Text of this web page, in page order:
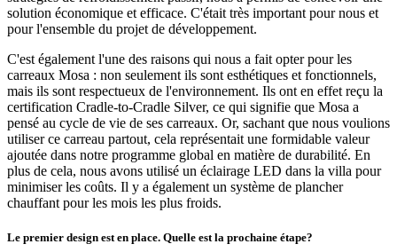
solution économique et efficace. C'était très important pour nous et
pour l'ensemble du projet de développement.
C'est également l'une des raisons qui nous a fait opter pour les
carreaux Mosa : non seulement ils sont esthétiques et fonctionnels,
mais ils sont respectueux de l'environnement. Ils ont en effet reçu la
certification Cradle-to-Cradle Silver, ce qui signifie que Mosa a
pensé au cycle de vie de ses carreaux. Or, sachant que nous voulions
utiliser ce carreau partout, cela représentait une formidable valeur
ajoutée dans notre programme global en matière de durabilité. En
plus de cela, nous avons utilisé un éclairage LED dans la villa pour
minimiser les coûts. Il y a également un système de plancher
chauffant pour les mois les plus froids.
Le premier design est en place. Quelle est la prochaine étape?